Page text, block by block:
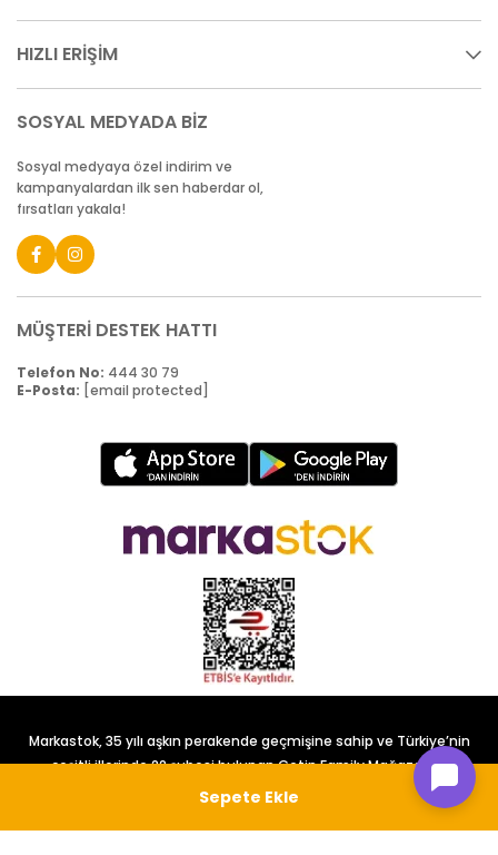
HIZLI ERİŞİM
SOSYAL MEDYADA BİZ
Sosyal medyaya özel indirim ve
kampanyalardan ilk sen haberdar ol,
fırsatları yakala!
MÜŞTERİ DESTEK HATTI
Telefon No: 444 30 79
E-Posta: [email protected]
Markastok, 35 yılı aşkın perakende geçmişine sahip ve Türkiye’nin
çeşitli illerinde 22 şubesi bulunan Çetin Family Mağazacılık
tarafından kurulmuştur.